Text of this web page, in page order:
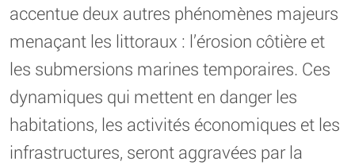
accentue deux autres phénomènes majeurs
menaçant les littoraux : l’érosion côtière et
les submersions marines temporaires. Ces
dynamiques qui mettent en danger les
habitations, les activités économiques et les
infrastructures, seront aggravées par la